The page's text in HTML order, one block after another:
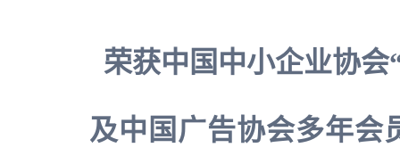
荣获中国中小企业协会
及中国广告协会多年会